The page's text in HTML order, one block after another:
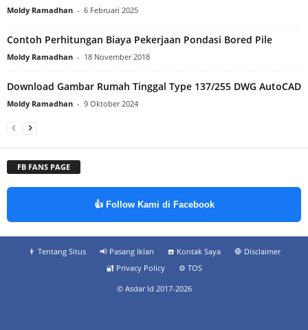
Moldy Ramadhan - 6 Februari 2025
Contoh Perhitungan Biaya Pekerjaan Pondasi Bored Pile
Moldy Ramadhan - 18 November 2018
Download Gambar Rumah Tinggal Type 137/255 DWG AutoCAD
Moldy Ramadhan - 9 Oktober 2024
FB FANS PAGE
👍 Follow Kami di Facebook
👨‍ Tentang Situs 📢 Pasang Iklan ☎️ Kontak Saya
🛑 Disclaimer
🔐 Privacy Policy
⚙️ TOS
© Asdar Id 2017-2026